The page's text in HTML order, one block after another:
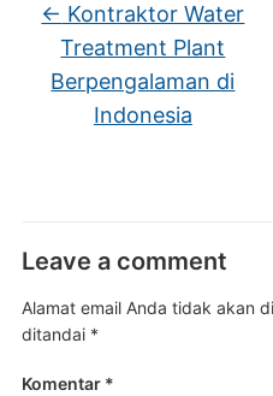
← Kontraktor Water
Treatment Plant
Berpengalaman di
Indonesia
Leave a comment
Alamat email Anda tidak akan
ditandai *
Komentar *